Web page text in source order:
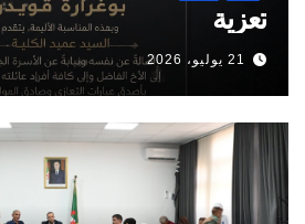
تعزية
21 يوليو، 2026